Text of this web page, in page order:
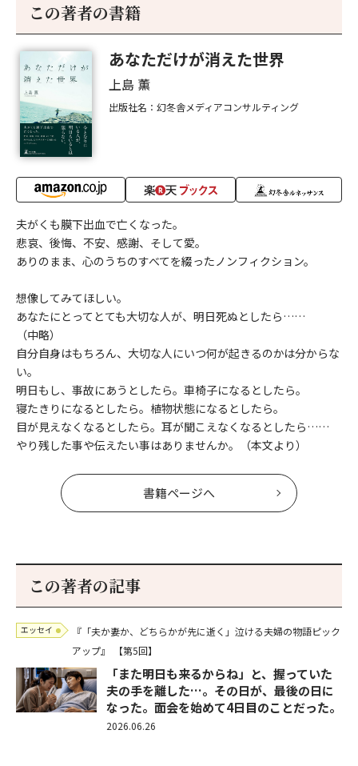
この著者の書籍
あなただけが消えた世界
上島 薫
出版社名：幻冬舎メディアコンサルティング
夫がくも膜下出血で亡くなった。
悲哀、後悔、不安、感謝、そして愛。
ありのまま、心のうちのすべてを綴ったノンフィクション。
想像してみてほしい。
あなたにとってとても大切な人が、明日死ぬとしたら……
（中略）
自分自身はもちろん、大切な人にいつ何が起きるのかは分からな
い。
明日もし、事故にあうとしたら。車椅子になるとしたら。
寝たきりになるとしたら。植物状態になるとしたら。
目が見えなくなるとしたら。耳が聞こえなくなるとしたら……
やり残した事や伝えたい事はありませんか。（本文より）
書籍ページへ
この著者の記事
エッセイ
『「夫か妻か、どちらかが先に逝く」泣ける夫婦の物語ピック
アップ』
【第5回】
「また明日も来るからね」と、握っていた
夫の手を離した…。その日が、最後の日に
なった。面会を始めて4日目のことだった。
2026.06.26